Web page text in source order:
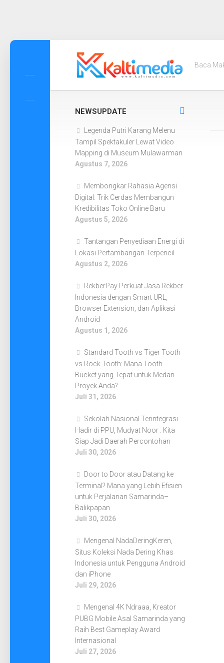
Skip
Baca
NEWSUPDATE
Legenda Putri Karang Melenu
Tampil Spektakuler Lewat Video
Mapping di Museum Mulawarman
Agustus 7, 2026
Membongkar Rahasia Agensi
Digital: Trik Cerdas Membangun
Kredibilitas Toko Online Baru
Agustus 5, 2026
Tantangan Penyediaan Energi di
Lokasi Pertambangan Terpencil
Agustus 2, 2026
RekberPay Perkuat Jasa Rekber
Indonesia dengan Smart URL,
Browser Extension, dan Aplikasi
Android
Agustus 1, 2026
Standard Tooth vs Tiger Tooth
vs Rock Tooth: Mana Tooth
Bucket yang Tepat untuk Medan
Proyek Anda?
Juli 31, 2026
Sekolah Nasional Terintegrasi
Hadir di PPU, Mudyat Noor : Kita
Siap Jadi Daerah Percontohan
Juli 30, 2026
Door to Door atau Datang ke
Terminal? Mana yang Lebih Efisien
untuk Perjalanan Samarinda–
Balikpapan
Juli 30, 2026
Mengenal NadaDeringKeren,
Situs Koleksi Nada Dering Khas
Indonesia untuk Pengguna Android
dan iPhone
Juli 29, 2026
Mengenal 4K Ndraaa, Kreator
PUBG Mobile Asal Samarinda yang
Raih Best Gameplay Award
Internasional
Juli 27, 2026